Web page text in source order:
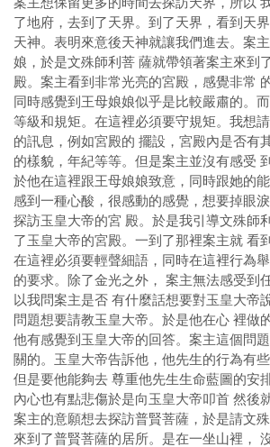
了地府，去到了天界。到了天界，看到天
天神。表明來意後天神就讓我們進去。案
娘，於是文殊師利菩 薩就帶領著案主來到
殿。案主看到非常光亮的宮殿，感覺非常
同時感覺到王母娘娘似乎是比較嚴肅的。
等級和規矩。在這裡必須要守規矩。我想
的訊息，例如宮殿的 擺設，宮殿內是否有
的樣貌，年紀等等。但是案主並沒有感受
於他在這裡跟王母娘娘致意，同時跟她的
感到一種心酸，很感動的感覺，想要掉眼
探訪玉皇大帝的宮 殿。於是我引導文殊師
了玉皇大帝的宮殿。一到了那裡案主就 看
在這裡必須要輕聲細語，同時在這裡行為
的要求。除了金光之外， 案主無法感受到
以我問案主是否 有什麼話想要對玉皇大帝
問題想要請教玉皇大帝。於是他在心 裡做
他有感覺到玉皇大帝的回答。案主這個問
關的。玉皇大帝告訴他，他先生的行為有
但是要他能夠去 尊重他先生生命藍圖的安
內心也有點悲傷於是向玉皇大帝叩首 然後
案主的意願想去探訪普賢菩薩，於是請文
來到了普賢菩薩的居所。是在一坐山裡，